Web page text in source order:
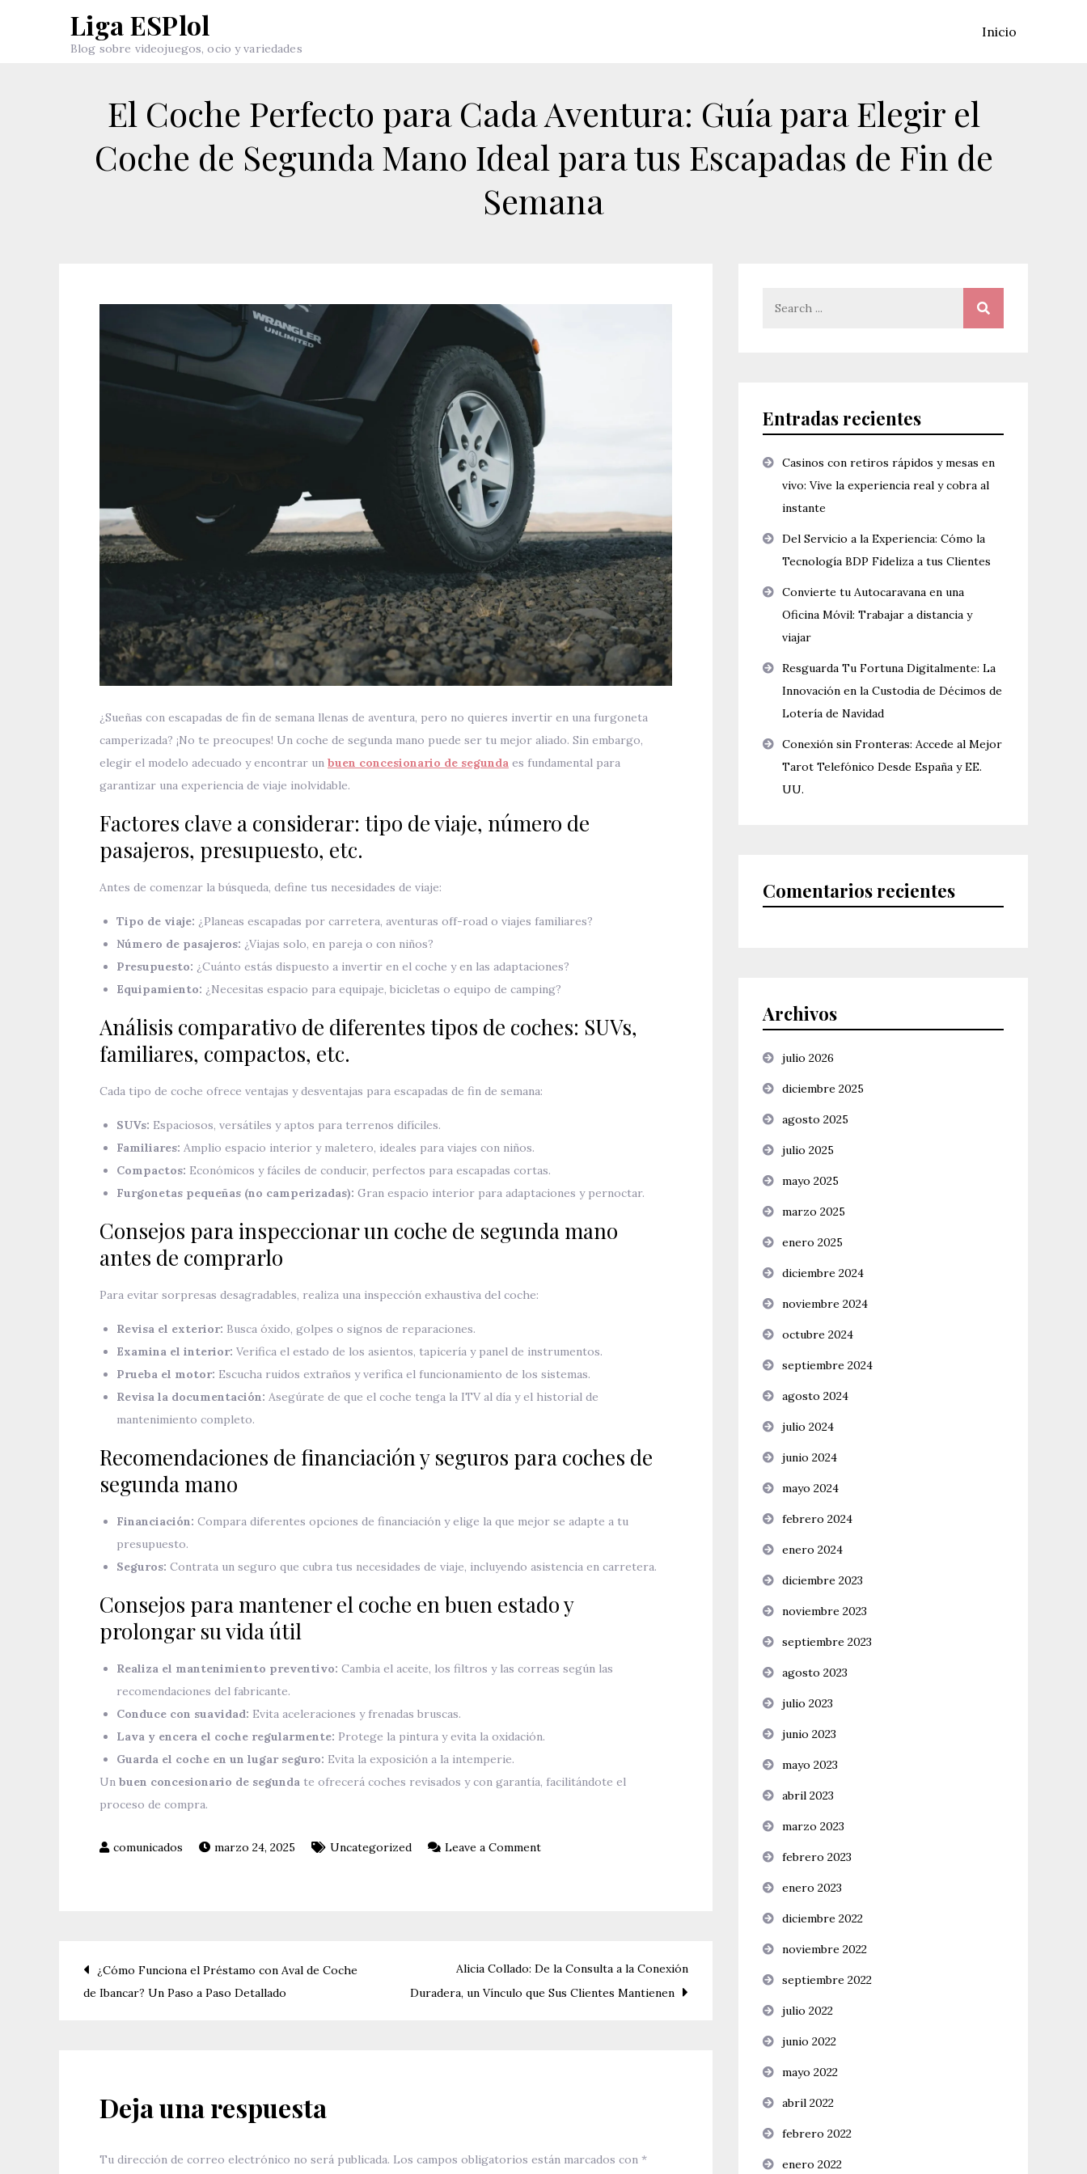
Liga ESPlol
Blog sobre videojuegos, ocio y variedades
Inicio
El Coche Perfecto para Cada Aventura: Guía para Elegir el
Coche de Segunda Mano Ideal para tus Escapadas de Fin de
Semana
¿Sueñas con escapadas de fin de semana llenas de aventura, pero no quieres invertir en una furgoneta
camperizada? ¡No te preocupes! Un coche de segunda mano puede ser tu mejor aliado. Sin embargo,
elegir el modelo adecuado y encontrar un buen concesionario de segunda es fundamental para
garantizar una experiencia de viaje inolvidable.
Factores clave a considerar: tipo de viaje, número de
pasajeros, presupuesto, etc.
Antes de comenzar la búsqueda, define tus necesidades de viaje:
Tipo de viaje: ¿Planeas escapadas por carretera, aventuras off-road o viajes familiares?
Número de pasajeros: ¿Viajas solo, en pareja o con niños?
Presupuesto: ¿Cuánto estás dispuesto a invertir en el coche y en las adaptaciones?
Equipamiento: ¿Necesitas espacio para equipaje, bicicletas o equipo de camping?
Análisis comparativo de diferentes tipos de coches: SUVs,
familiares, compactos, etc.
Cada tipo de coche ofrece ventajas y desventajas para escapadas de fin de semana:
SUVs: Espaciosos, versátiles y aptos para terrenos difíciles.
Familiares: Amplio espacio interior y maletero, ideales para viajes con niños.
Compactos: Económicos y fáciles de conducir, perfectos para escapadas cortas.
Furgonetas pequeñas (no camperizadas): Gran espacio interior para adaptaciones y pernoctar.
Consejos para inspeccionar un coche de segunda mano
antes de comprarlo
Para evitar sorpresas desagradables, realiza una inspección exhaustiva del coche:
Revisa el exterior: Busca óxido, golpes o signos de reparaciones.
Examina el interior: Verifica el estado de los asientos, tapicería y panel de instrumentos.
Prueba el motor: Escucha ruidos extraños y verifica el funcionamiento de los sistemas.
Revisa la documentación: Asegúrate de que el coche tenga la ITV al día y el historial de
mantenimiento completo.
Recomendaciones de financiación y seguros para coches de
segunda mano
Financiación: Compara diferentes opciones de financiación y elige la que mejor se adapte a tu
presupuesto.
Seguros: Contrata un seguro que cubra tus necesidades de viaje, incluyendo asistencia en carretera.
Consejos para mantener el coche en buen estado y
prolongar su vida útil
Realiza el mantenimiento preventivo: Cambia el aceite, los filtros y las correas según las
recomendaciones del fabricante.
Conduce con suavidad: Evita aceleraciones y frenadas bruscas.
Lava y encera el coche regularmente: Protege la pintura y evita la oxidación.
Guarda el coche en un lugar seguro: Evita la exposición a la intemperie.
Un buen concesionario de segunda te ofrecerá coches revisados y con garantía, facilitándote el
proceso de compra.
marzo 24, 2025 Uncategorized Leave a Commenton
Mano
Navegación
¿Cómo Funciona el Préstamo con Aval de Coche
de Ibancar? Un Paso a Paso Detallado
Alicia Collado: De la Consulta a la Conexión
Duradera, un Vínculo que Sus Clientes Mantienen
Deja una respuesta
Tu dirección de correo electrónico no será publicada. Los campos obligatorios están marcados con *
Entradas recientes
Casinos con retiros rápidos y mesas en
vivo: Vive la experiencia real y cobra al
instante
Del Servicio a la Experiencia: Cómo la
Tecnología BDP Fideliza a tus Clientes
Convierte tu Autocaravana en una
Oficina Móvil: Trabajar a distancia y
viajar
Resguarda Tu Fortuna Digitalmente: La
Innovación en la Custodia de Décimos de
Lotería de Navidad
Conexión sin Fronteras: Accede al Mejor
Tarot Telefónico Desde España y EE.
UU.
Comentarios recientes
Archivos
julio 2026
diciembre 2025
agosto 2025
julio 2025
mayo 2025
marzo 2025
enero 2025
diciembre 2024
noviembre 2024
octubre 2024
septiembre 2024
agosto 2024
julio 2024
junio 2024
mayo 2024
febrero 2024
enero 2024
diciembre 2023
noviembre 2023
septiembre 2023
agosto 2023
julio 2023
junio 2023
mayo 2023
abril 2023
marzo 2023
febrero 2023
enero 2023
diciembre 2022
noviembre 2022
septiembre 2022
julio 2022
junio 2022
mayo 2022
abril 2022
febrero 2022
enero 2022